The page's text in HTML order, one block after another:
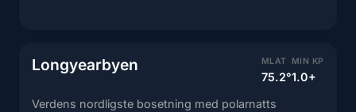
Longyearbyen MLAT
75.2°
MIN KP
1.0+
Verdens nordligste bosetning med polarnatts